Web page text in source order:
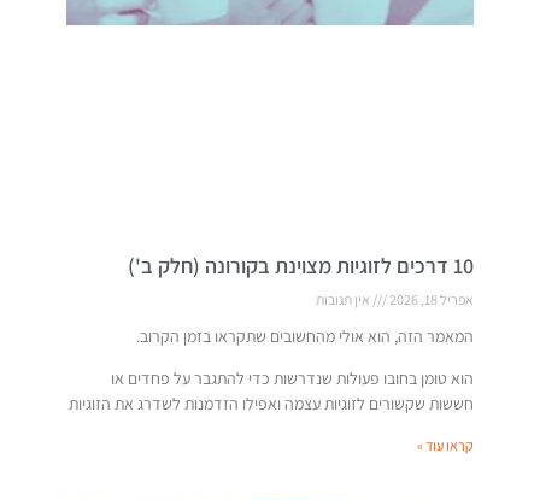
10 דרכים לזוגיות מצוינת בקורונה (חלק ב')
אפריל 18, 2026 אין תגובות
המאמר הזה, הוא אולי מהחשובים שתקראו בזמן הקרוב.
הוא טומן בחובו פעולות שנדרשות כדי להתגבר על פחדים או
חששות שקשורים לזוגיות עצמה ואפילו הזדמנות לשדרג את הזוגיות
קראו עוד »